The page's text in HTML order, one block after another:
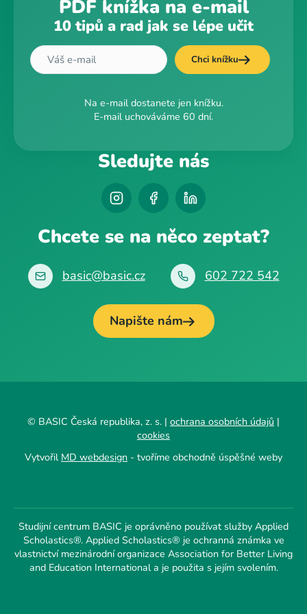
PDF knížka na e-mail
10 tipů a rad jak se lépe učit
Chci knížku
Na e-mail dostanete jen knížku.
E-mail uchováváme 60 dní.
Sledujte nás
Chcete se na něco zeptat?
basic@basic.cz 602 722 542
Napište nám
© BASIC Česká republika, z. s. | ochrana osobních údajů |
cookies
Vytvořil MD webdesign - tvoříme obchodně úspěšné weby
Studijní centrum BASIC je oprávněno používat služby Applied
Scholastics®. Applied Scholastics® je ochranná známka ve
vlastnictví mezinárodní organizace Association for Better Living
and Education International a je použita s jejím svolením.